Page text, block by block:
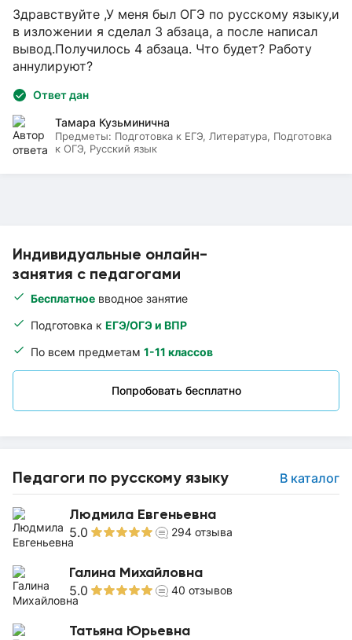
Индивидуальные онлайн-
занятия с педагогами
Бесплатное вводное занятие
Подготовка к ЕГЭ/ОГЭ и ВПР
По всем предметам 1-11 классов
Попробовать бесплатно
Педагоги по русскому языку В каталог
Людмила Евгеньевна
5.0 294 отзыва
Галина Михайловна
5.0 40 отзывов
Татьяна Юрьевна
Здравствуйте ,У меня был ОГЭ по русскому языку,и
в изложении я сделал 3 абзаца, а после написал
вывод.Получилось 4 абзаца. Что будет? Работу
аннулируют?
Ответ дан
Тамара Кузьминична
Предметы: Подготовка к ЕГЭ, Литература, Подготовка
к ОГЭ, Русский язык